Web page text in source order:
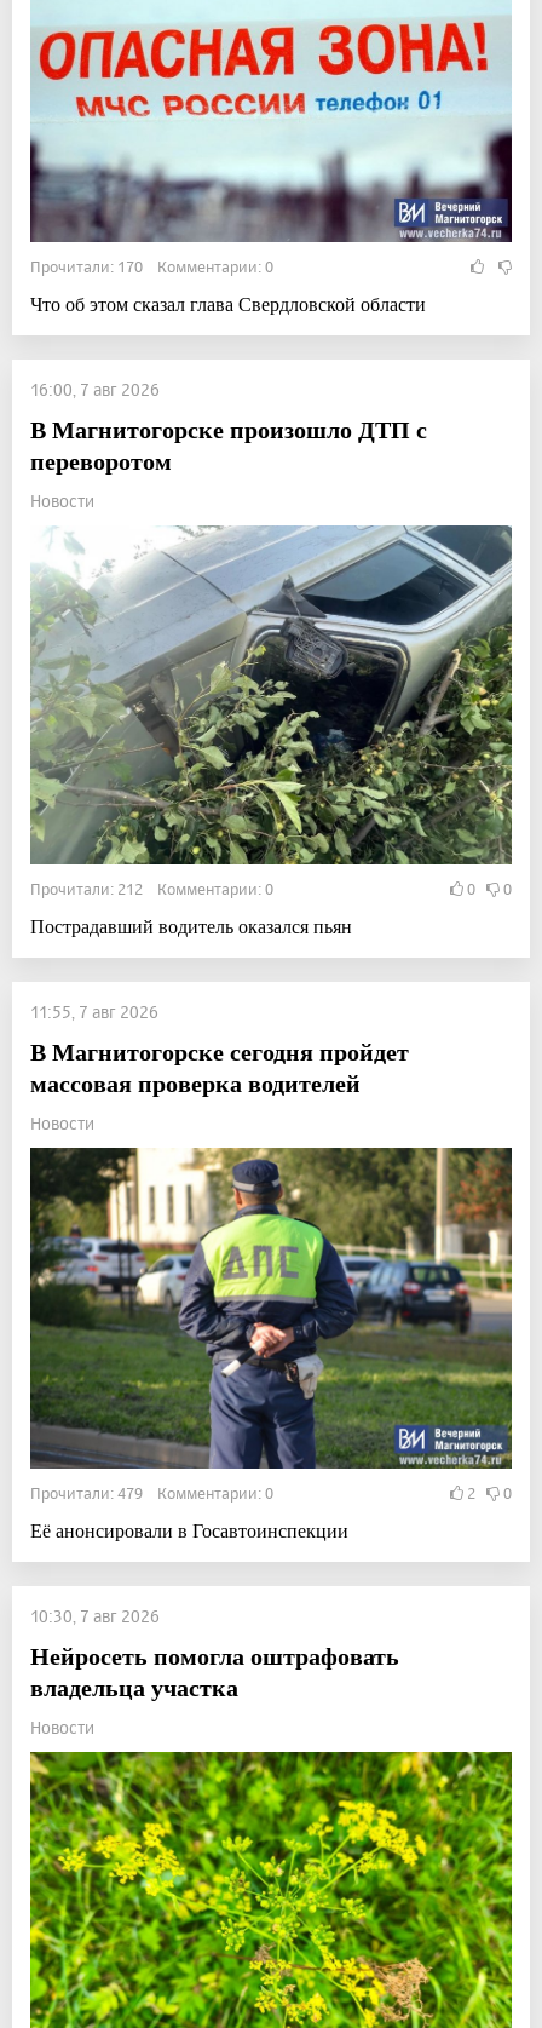
Прочитали: 170 Комментарии: 0
Что об этом сказал глава Свердловской области
16:00, 7 авг 2026
В Магнитогорске произошло ДТП с
переворотом
Новости
Прочитали: 212 Комментарии: 0 0 0
Пострадавший водитель оказался пьян
11:55, 7 авг 2026
В Магнитогорске сегодня пройдет
массовая проверка водителей
Новости
Прочитали: 479 Комментарии: 0 2 0
Её анонсировали в Госавтоинспекции
10:30, 7 авг 2026
Нейросеть помогла оштрафовать
владельца участка
Новости